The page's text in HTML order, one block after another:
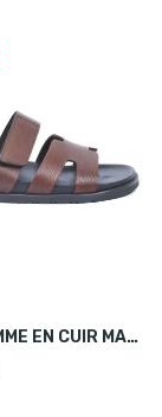
MULES HOMME EN CUIR MARRON